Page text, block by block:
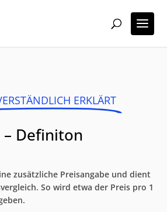
ERKLÄRT
Definiton
zusätzliche Preisangabe und dient
So wird etwa der Preis pro 1